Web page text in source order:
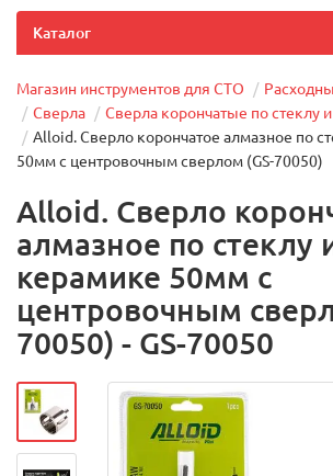
Каталог
Магазин инструментов для СТО
Сверла
Сверла корончатые по стеклу
Alloid. Сверло корончатое алмазное по
50мм с центровочным сверлом (GS-70050)
Alloid. Сверло
алмазное по стеклу
керамике 50мм с
центровочным
70050) - GS-70050